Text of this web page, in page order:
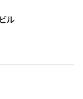
ル